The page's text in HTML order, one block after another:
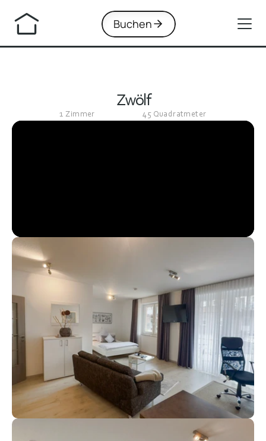
Buchen
Zwölf
1 Zimmer 45 Quadratmeter